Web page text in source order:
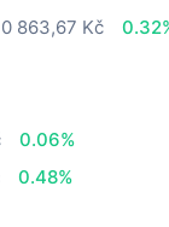
863,67 Kč
0.06%
0.48%